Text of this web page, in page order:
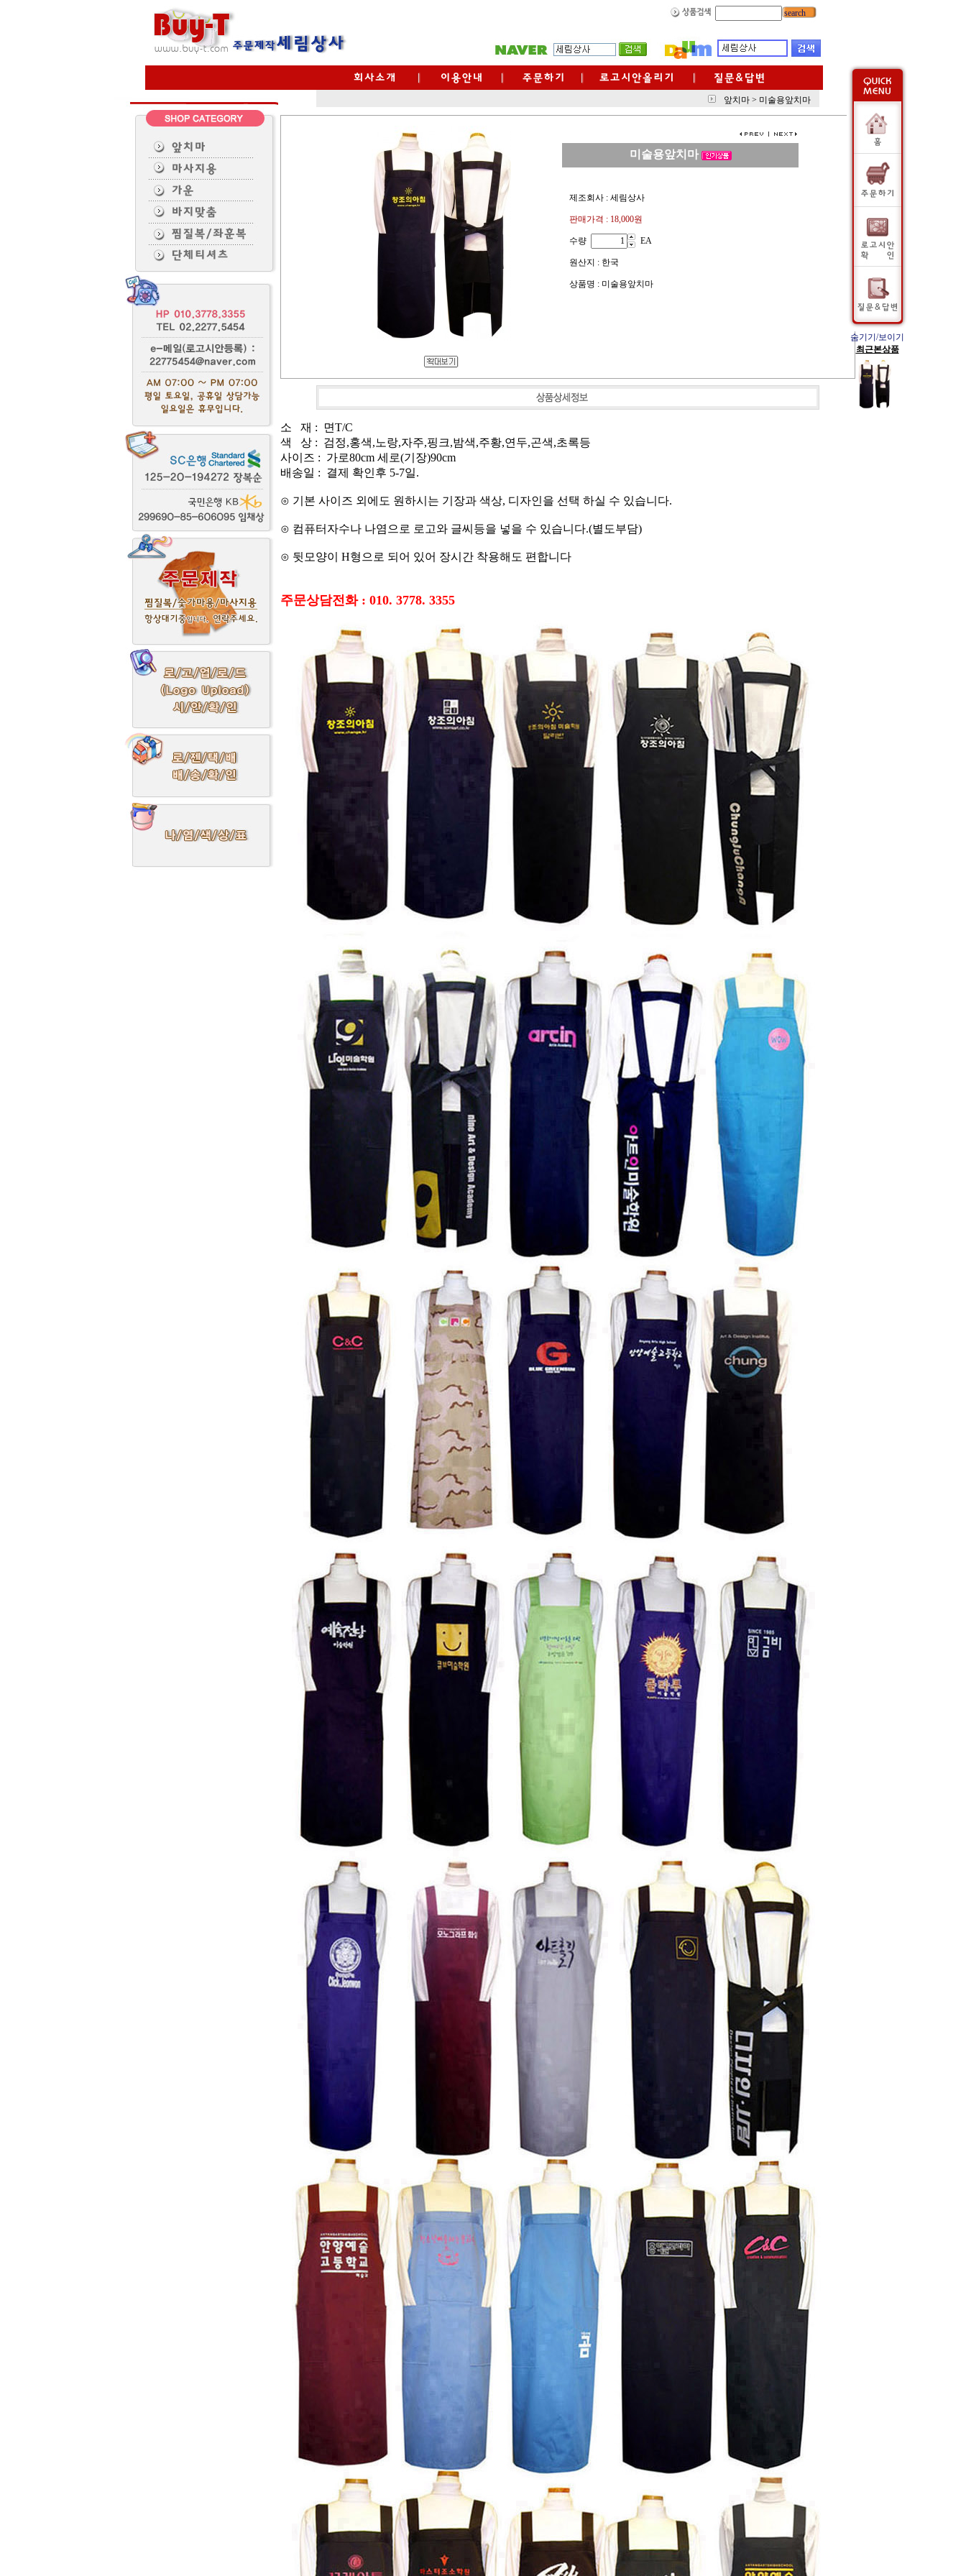
search
앞치마 > 미술용앞치마
미술용앞치마
제조회사 : 세림상사
판매가격 : 18,000원
수량 EA
원산지 : 한국
상품명 : 미술용앞치마
소 재 : 면T/C
색 상 : 검정,홍색,노랑,자주,핑크,밤색,주황,연두,곤색,초록등
사이즈 : 가로80cm 세로(기장)90cm
배송일 : 결제 확인후 5-7일.
⊙ 기본 사이즈 외에도 원하시는 기장과 색상, 디자인을 선택 하실 수 있습니다.
⊙ 컴퓨터자수나 나염으로 로고와 글씨등을 넣을 수 있습니다.(별도부담)
⊙ 뒷모양이 H형으로 되어 있어 장시간 착용해도 편합니다
주문상담전화 : 010. 3778. 3355
숨기기/보이기
최근본상품